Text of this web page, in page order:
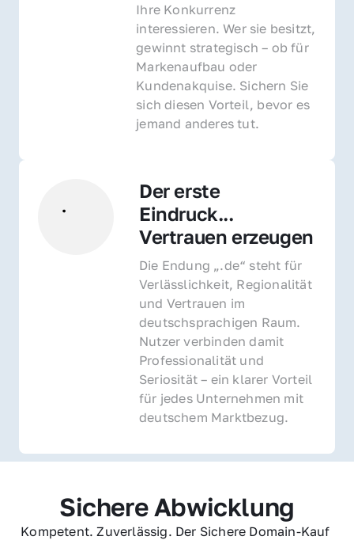
Ihre Konkurrenz
interessieren. Wer sie besitzt,
gewinnt strategisch – ob für
Markenaufbau oder
Kundenakquise. Sichern Sie
sich diesen Vorteil, bevor es
jemand anderes tut.
Der erste
Eindruck...
Vertrauen erzeugen
Die Endung „.de“ steht für
Verlässlichkeit, Regionalität
und Vertrauen im
deutschsprachigen Raum.
Nutzer verbinden damit
Professionalität und
Seriosität – ein klarer Vorteil
für jedes Unternehmen mit
deutschem Marktbezug.
Sichere Abwicklung
Kompetent. Zuverlässig. Der Sichere Domain-Kauf